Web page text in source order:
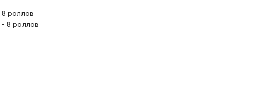
роллов
8 роллов